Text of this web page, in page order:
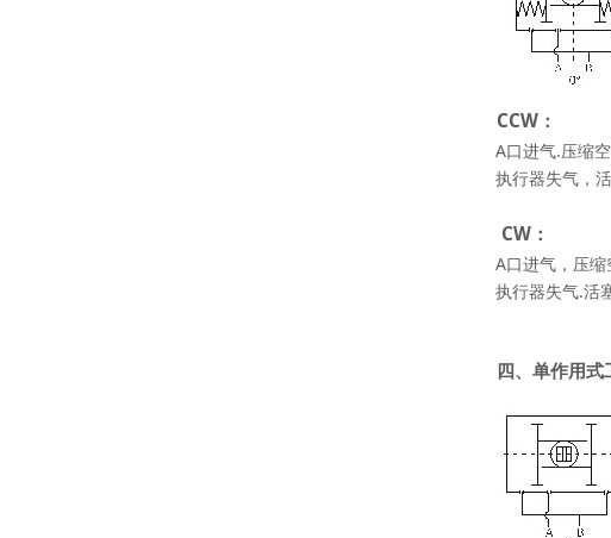
CCW：
A口进气.压缩
执行器失气，
CW：
A口进气，压
执行器失气.活
四、单作用式